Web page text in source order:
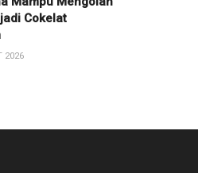
Cokelat
2026